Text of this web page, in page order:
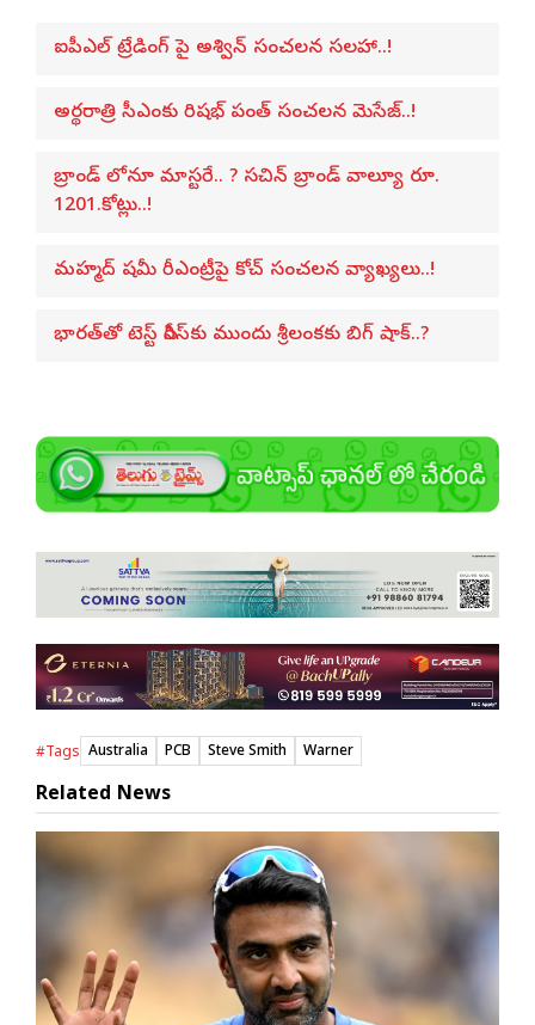
ఐపీఎల్ ట్రేడింగ్ పై అశ్విన్ సంచలన సలహా..!
అర్థరాత్రి సీఎంకు రిషభ్ పంత్ సంచలన మెసేజ్..!
బ్రాండ్ లోనూ మాస్టరే.. ? సచిన్ బ్రాండ్ వాల్యూ రూ.
1201.కోట్లు..!
మహ్మద్ షమీ రీఎంట్రీపై కోచ్ సంచలన వ్యాఖ్యలు..!
భారత్‌తో టెస్ట్ సిరీస్‌కు ముందు శ్రీలంకకు బిగ్ షాక్..?
#Tags Australia PCB Steve Smith Warner
Related News